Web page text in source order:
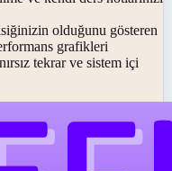
olduğunu gösteren
grafikleri
tekrar ve sistem içi